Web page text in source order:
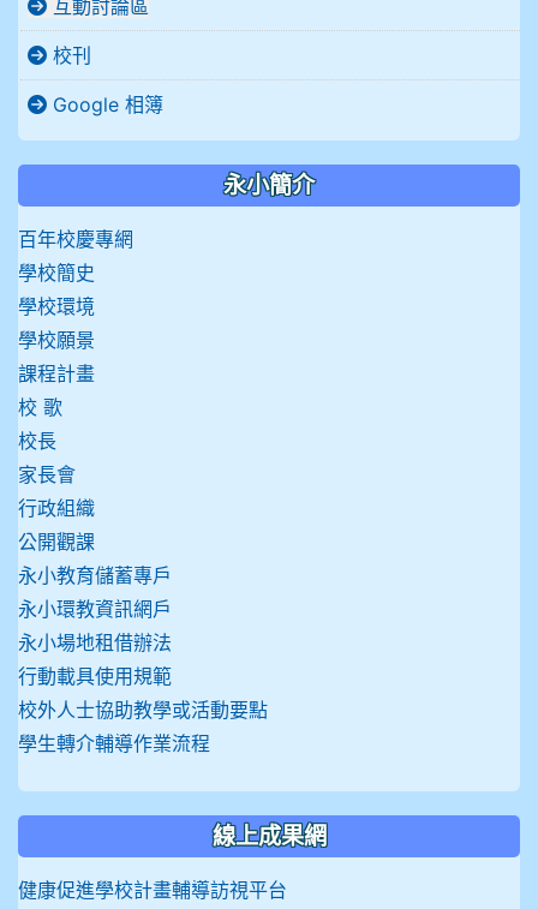
互動討論區
校刊
Google 相簿
永小簡介
百年校慶專網
學校簡史
學校環境
學校願景
課程計畫
校 歌
校長
家長會
行政組織
公開觀課
永小教育儲蓄專戶
永小環教資訊網戶
永小場地租借辦法
行動載具使用規範
校外人士協助教學或活動要點
學生轉介輔導作業流程
線上成果網
健康促進學校計畫輔導訪視平台